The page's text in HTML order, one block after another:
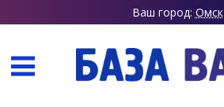
Ваш город: Омск